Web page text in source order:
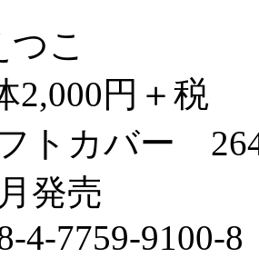
こ
2,000円＋税
トカバー
発売
4-7759-9100-